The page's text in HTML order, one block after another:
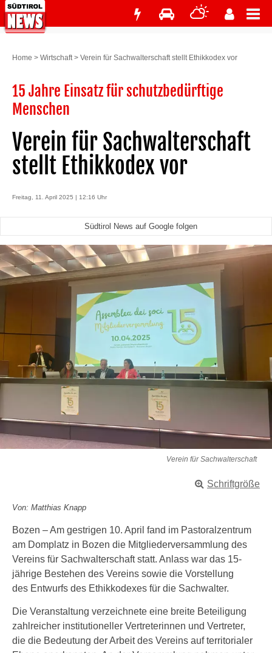
Home > Wirtschaft> Verein für Sachwalterschaft stellt Ethikkodex vor
15 Jahre Einsatz für schutzbedürftige
Menschen
Verein für Sachwalterschaft
stellt Ethikkodex vor
Freitag, 11. April 2025 | 12:16 Uhr
Südtirol News auf Google folgen
Verein für Sachwalterschaft
Schriftgröße
Von: Matthias Knapp
Bozen – Am gestrigen 10. April fand im Pastoralzentrum
am Domplatz in Bozen die Mitgliederversammlung des
Vereins für Sachwalterschaft statt. Anlass war das 15-
jährige Bestehen des Vereins sowie die Vorstellung
des Entwurfs des Ethikkodexes für die Sachwalter.
Die Veranstaltung verzeichnete eine breite Beteiligung
zahlreicher institutioneller Vertreterinnen und Vertreter,
die die Bedeutung der Arbeit des Vereins auf territorialer